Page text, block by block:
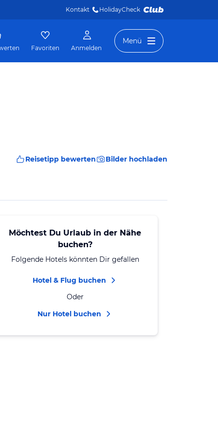
Kontakt HolidayCheck
Favoriten Anmelden
Menü
Reisetipp bewerten Bilder hochladen
Möchtest Du Urlaub in der Nähe
buchen?
Folgende Hotels könnten Dir gefallen
Hotel & Flug buchen
Oder
Nur Hotel buchen